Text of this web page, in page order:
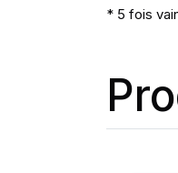
* 5 fois